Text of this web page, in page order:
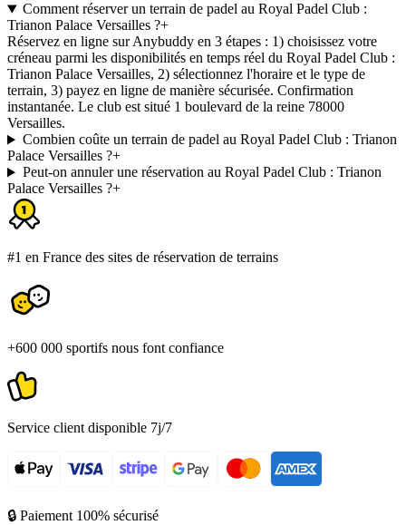
Comment réserver un terrain de padel au Royal Padel Club :
Trianon Palace Versailles ?+
Réservez en ligne sur Anybuddy en 3 étapes : 1) choisissez votre
créneau parmi les disponibilités en temps réel du Royal Padel Club :
Trianon Palace Versailles, 2) sélectionnez l'horaire et le type de
terrain, 3) payez en ligne de manière sécurisée. Confirmation
instantanée. Le club est situé 1 boulevard de la reine 78000
Versailles.
Combien coûte un terrain de padel au Royal Padel Club : Trianon
Palace Versailles ?+
Peut-on annuler une réservation au Royal Padel Club : Trianon
Palace Versailles ?+
#1 en France des sites de réservation de terrains
+600 000 sportifs nous font confiance
Service client disponible 7j/7
🔒 Paiement 100% sécurisé